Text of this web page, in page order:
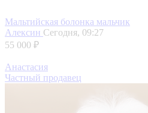
Мальтийская болонка мальчик
Алексин Сегодня, 09:27
55 000 ₽
Анастасия
Частный продавец